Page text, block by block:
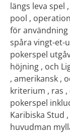
längs leva
pool ,
för
spåra vingt-et-
pokerspel
höjning , och
, amerikansk ,
kriterium , ras
pokerspel
Karibiska Stud
huvudman